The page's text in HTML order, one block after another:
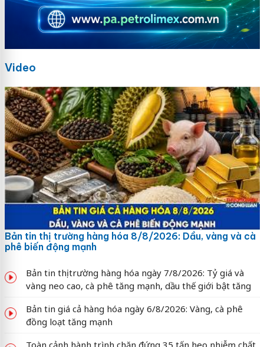
Video
Bản tin thị trường hàng hóa 8/8/2026: Dầu, vàng và cà
phê biến động mạnh
Bản tin thị trường hàng hóa ngày 7/8/2026: Tỷ giá và
vàng neo cao, cà phê tăng mạnh, dầu thế giới bật tăng
Bản tin giá cả hàng hóa ngày 6/8/2026: Vàng, cà phê
đồng loạt tăng mạnh
Toàn cảnh hành trình chặn đứng 35 tấn heo nhiễm chất